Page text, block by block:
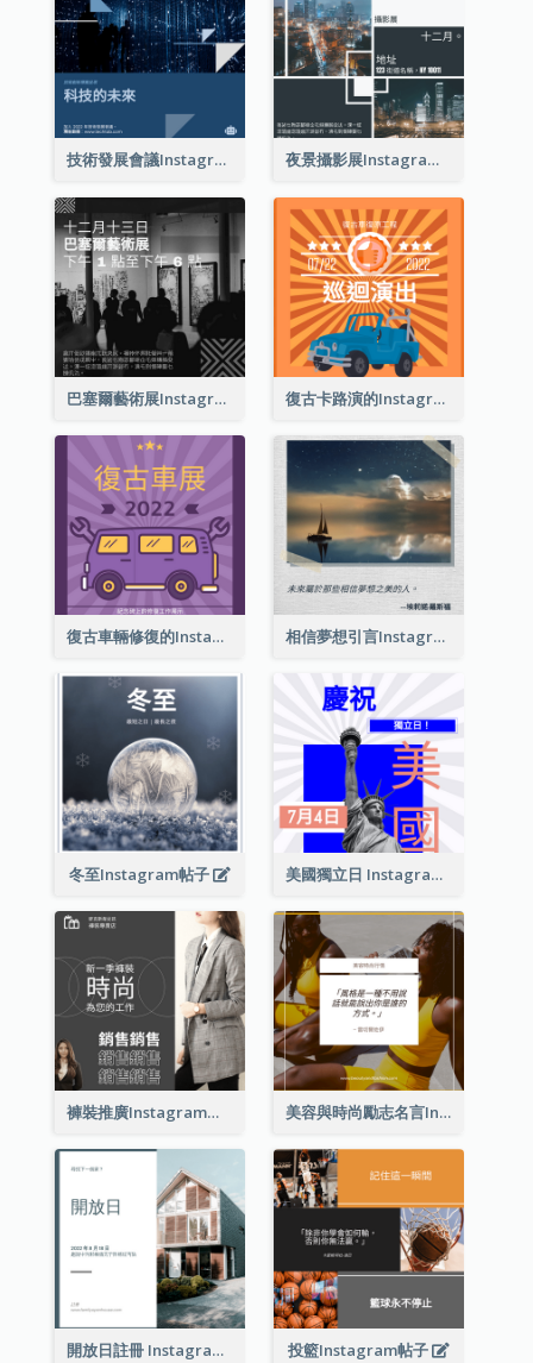
技術發展會議Instagram帖子 夜景攝影展Instagram貼子
巴塞爾藝術展Instagram帖子 復古卡路演的Instagram帖子
復古車輛修復的Instagram帖子 相信夢想引言Instagram帖子
冬至Instagram帖子 美國獨立日 Instagram 帖子
褲裝推廣Instagram帖子 美容與時尚勵志名言Instagram帖子
開放日註冊 Instagram 帖子 投籃Instagram帖子